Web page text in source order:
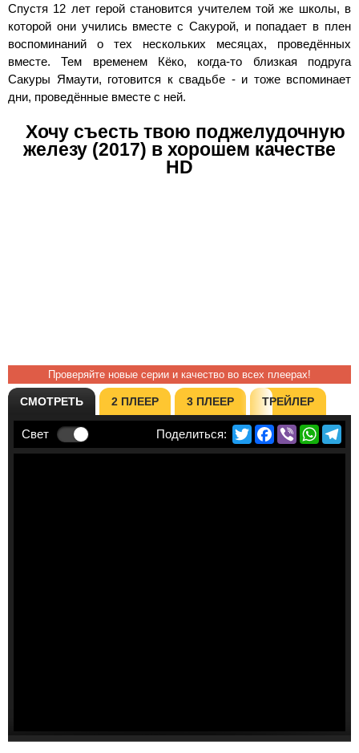
Спустя 12 лет герой становится учителем той же школы, в
которой они учились вместе с Сакурой, и попадает в плен
воспоминаний о тех нескольких месяцах, проведённых
вместе. Тем временем Кёко, когда-то близкая подруга
Сакуры Ямаути, готовится к свадьбе - и тоже вспоминает
дни, проведённые вместе с ней.
Хочу съесть твою поджелудочную
железу (2017) в хорошем качестве
HD
Проверяйте новые серии и качество во всех плеерах!
СМОТРЕТЬ 2 ПЛЕЕР 3 ПЛЕЕР ТРЕЙЛЕР
Свет TwitterFacebook
Viber